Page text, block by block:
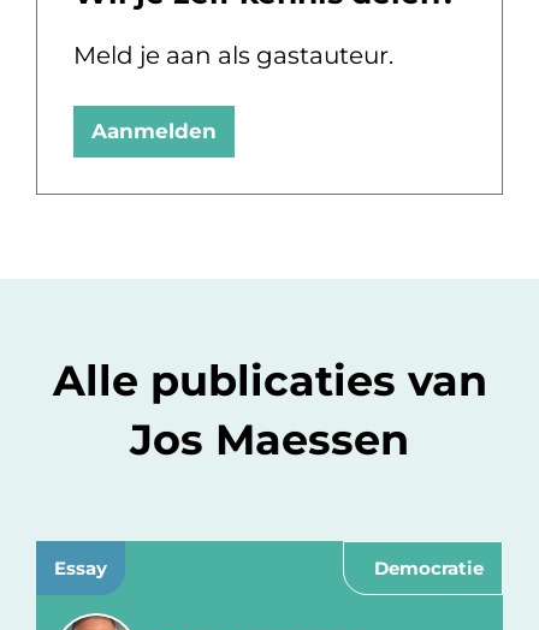
Meld je aan als gastauteur.
Aanmelden
Alle publicaties van
Jos Maessen
Essay Democratie